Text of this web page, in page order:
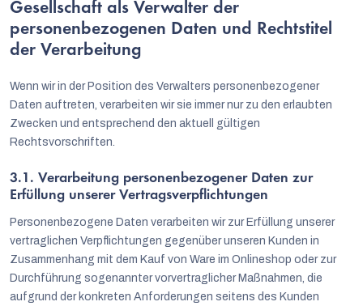
Gesellschaft als Verwalter der
personenbezogenen Daten und Rechtstitel
der Verarbeitung
Wenn wir in der Position des Verwalters personenbezogener
Daten auftreten, verarbeiten wir sie immer nur zu den erlaubten
Zwecken und entsprechend den aktuell gültigen
Rechtsvorschriften.
3.1. Verarbeitung personenbezogener Daten zur
Erfüllung unserer Vertragsverpflichtungen
Personenbezogene Daten verarbeiten wir zur Erfüllung unserer
vertraglichen Verpflichtungen gegenüber unseren Kunden in
Zusammenhang mit dem Kauf von Ware im Onlineshop oder zur
Durchführung sogenannter vorvertraglicher Maßnahmen, die
aufgrund der konkreten Anforderungen seitens des Kunden